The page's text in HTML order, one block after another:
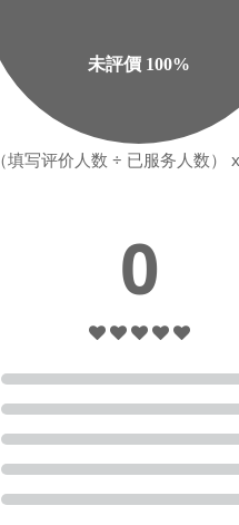
（填写评价人数 ÷ 已服务人数）
0